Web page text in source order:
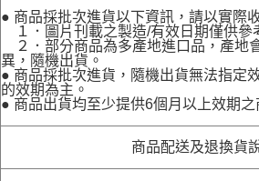
● 商品採批次進貨以下資訊，請以實際
１．圖片刊載之製造/有效日期僅供參
２．部分商品為多產地進口品，產地
異，隨機出貨。
● 商品採批次進貨，隨機出貨無法指定
的效期為主。
● 商品出貨均至少提供6個月以上效期之
商品配送及退換貨